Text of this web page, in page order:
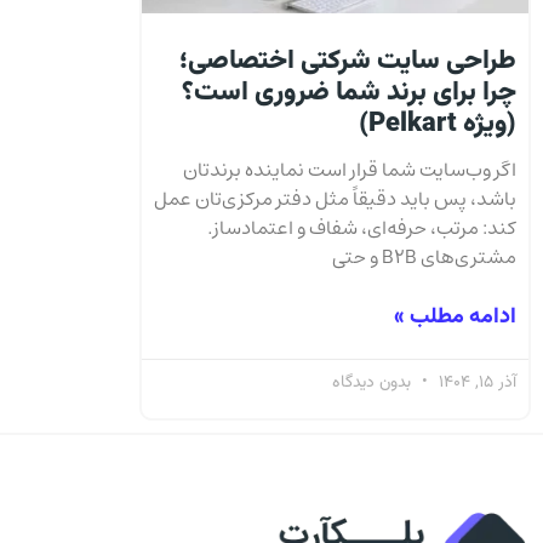
طراحی سایت شرکتی اختصاصی؛
چرا برای برند شما ضروری است؟
(ویژه Pelkart)
اگر وب‌سایت شما قرار است نماینده برندتان
باشد، پس باید دقیقاً مثل دفتر مرکزی‌تان عمل
کند: مرتب، حرفه‌ای، شفاف و اعتمادساز.
مشتری‌های B2B و حتی
ادامه مطلب »
آذر 15, 1404 بدون دیدگاه